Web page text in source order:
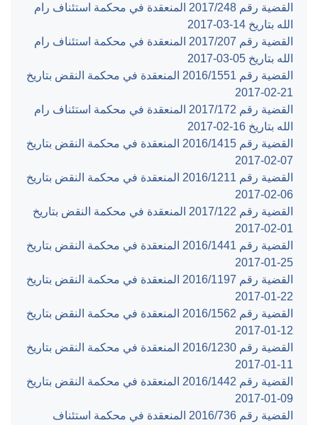
القضية رقم ‎248‏/‎2017‏ المنعقدة في محكمة استئناف رام
الله بتاريخ ‎2017-03-14‏
القضية رقم ‎207‏/‎2017‏ المنعقدة في محكمة استئناف رام
الله بتاريخ ‎2017-03-05‏
القضية رقم ‎1551‏/‎2016‏ المنعقدة في محكمة النقض بتاريخ
‎2017-02-21‏
القضية رقم ‎172‏/‎2017‏ المنعقدة في محكمة استئناف رام
الله بتاريخ ‎2017-02-16‏
القضية رقم ‎1415‏/‎2016‏ المنعقدة في محكمة النقض بتاريخ
‎2017-02-07‏
القضية رقم ‎1211‏/‎2016‏ المنعقدة في محكمة النقض بتاريخ
‎2017-02-06‏
القضية رقم ‎122‏/‎2017‏ المنعقدة في محكمة النقض بتاريخ
‎2017-02-01‏
القضية رقم ‎1441‏/‎2016‏ المنعقدة في محكمة النقض بتاريخ
‎2017-01-25‏
القضية رقم ‎1197‏/‎2016‏ المنعقدة في محكمة النقض بتاريخ
‎2017-01-22‏
القضية رقم ‎1562‏/‎2016‏ المنعقدة في محكمة النقض بتاريخ
‎2017-01-12‏
القضية رقم ‎1230‏/‎2016‏ المنعقدة في محكمة النقض بتاريخ
‎2017-01-11‏
القضية رقم ‎1442‏/‎2016‏ المنعقدة في محكمة النقض بتاريخ
‎2017-01-09‏
القضية رقم ‎736‏/‎2016‏ المنعقدة في محكمة استئناف